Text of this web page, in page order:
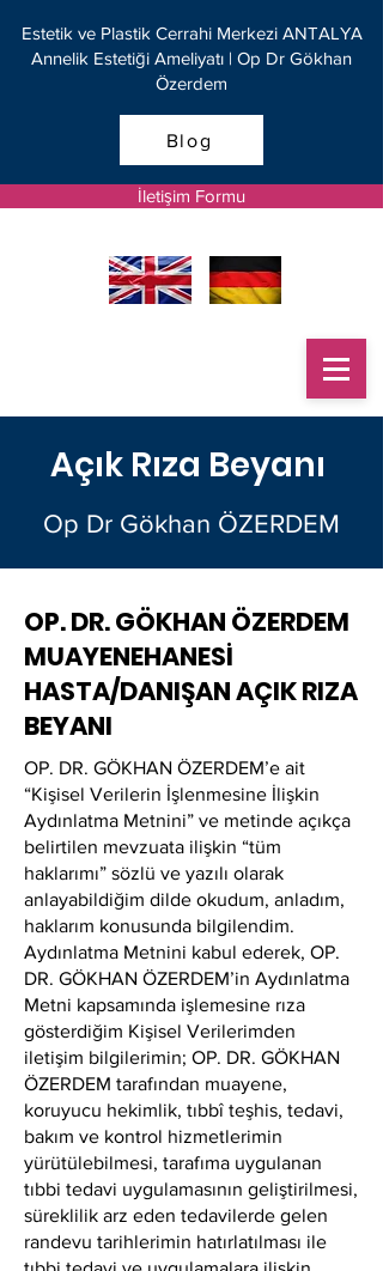
İletişim Formu
Estetik ve Plastik Cerrahi Merkezi ANTALYA
Annelik Estetiği Ameliyatı | Op Dr Gökhan
Özerdem
Blog
Açık Rıza Beyanı
Op Dr Gökhan ÖZERDEM
OP. DR. GÖKHAN ÖZERDEM
MUAYENEHANESİ
HASTA/DANIŞAN AÇIK RIZA
BEYANI
OP. DR. GÖKHAN ÖZERDEM’e ait
“Kişisel Verilerin İşlenmesine İlişkin
Aydınlatma Metnini” ve metinde açıkça
belirtilen mevzuata ilişkin “tüm
haklarımı” sözlü ve yazılı olarak
anlayabildiğim dilde okudum, anladım,
haklarım konusunda bilgilendim.
Aydınlatma Metnini kabul ederek, OP.
DR. GÖKHAN ÖZERDEM’in Aydınlatma
Metni kapsamında işlemesine rıza
gösterdiğim Kişisel Verilerimden
iletişim bilgilerimin; OP. DR. GÖKHAN
ÖZERDEM tarafından muayene,
koruyucu hekimlik, tıbbî teşhis, tedavi,
bakım ve kontrol hizmetlerimin
yürütülebilmesi, tarafıma uygulanan
tıbbi tedavi uygulamasının geliştirilmesi,
süreklilik arz eden tedavilerde gelen
randevu tarihlerimin hatırlatılması ile